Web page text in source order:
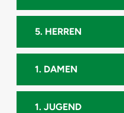
5. HERREN
1. DAMEN
1. JUGEND